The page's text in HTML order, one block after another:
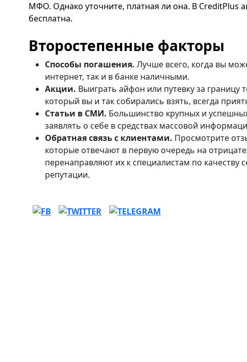
МФО. Однако уточните, платная ли она. В CreditPlus
бесплатна.
Второстепенные факторы
Способы погашения. Лучше всего, когда вы
интернет, так и в банке наличными.
Акции. Выиграть айфон или путевку за границу
который вы и так собирались взять, всегда
Статьи в СМИ. Большинство крупных и
заявлять о себе в средствах массовой
Обратная связь с клиентами. Просмотрите
которые отвечают в первую очередь на
перенаправляют их к специалистам по качеству
репутации.